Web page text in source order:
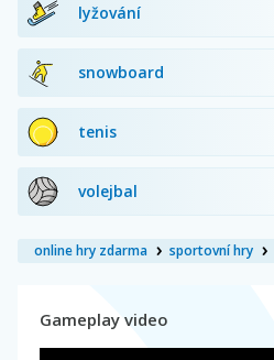
lyžování
snowboard
tenis
volejbal
online hry zdarma sportovní hry
Gameplay video